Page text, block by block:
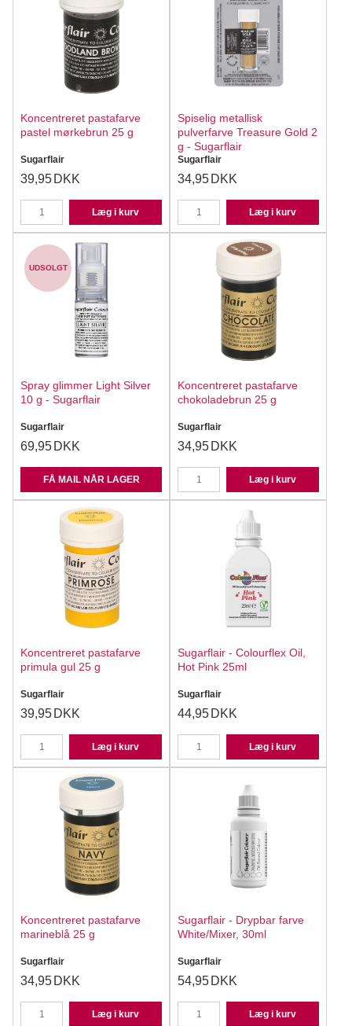
Koncentreret pastafarve
pastel mørkebrun 25 g
Sugarflair
39,95 DKK
Læg i kurv
Spiselig metallisk
pulverfarve Treasure Gold 2
g - Sugarflair
Sugarflair
34,95 DKK
Læg i kurv
UDSOLGT
Spray glimmer Light Silver
10 g - Sugarflair
Sugarflair
69,95 DKK
FÅ MAIL NÅR LAGER
Koncentreret pastafarve
chokoladebrun 25 g
Sugarflair
34,95 DKK
Læg i kurv
Koncentreret pastafarve
primula gul 25 g
Sugarflair
39,95 DKK
Læg i kurv
Sugarflair - Colourflex Oil,
Hot Pink 25ml
Sugarflair
44,95 DKK
Læg i kurv
Koncentreret pastafarve
marineblå 25 g
Sugarflair
34,95 DKK
Læg i kurv
Sugarflair - Drypbar farve
White/Mixer, 30ml
Sugarflair
54,95 DKK
Læg i kurv